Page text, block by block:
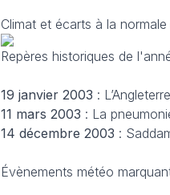
Climat et écarts à la
Repères historiques de
19 janvier 2003 :
11 mars 2003 : La
14 décembre 2003 :
Évènements météo